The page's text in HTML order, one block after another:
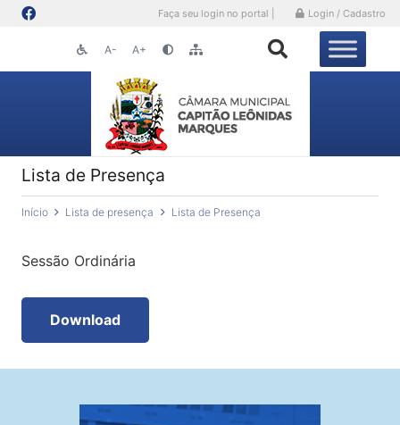
Faça seu login no portal | Login / Cadastro
A- A+
Lista de Presença
Início Lista de presença Lista de Presença
Sessão Ordinária
Download